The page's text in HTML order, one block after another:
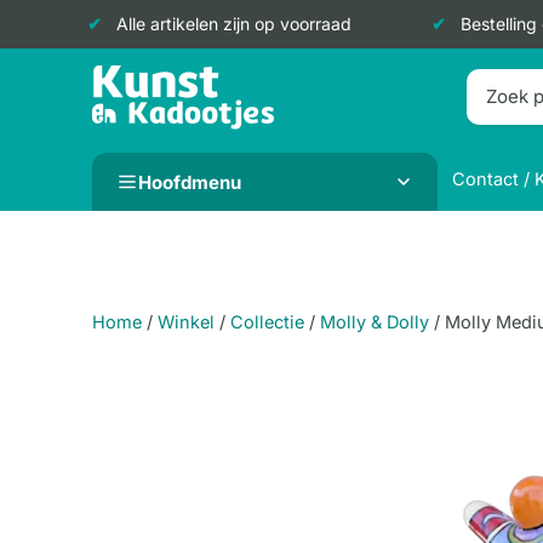
Alle artikelen zijn op voorraad
Doorgaan
Hoofdmenu Contact /
Home / Winkel / Collectie / Molly & Dolly / Molly